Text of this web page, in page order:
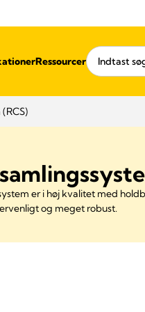
Ressourcer
er i høj kvalitet med
og meget robust.